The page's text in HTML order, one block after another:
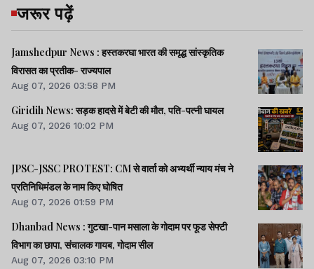
जरूर पढ़ें
Jamshedpur News : हस्तकरघा भारत की समृद्ध सांस्कृतिक
विरासत का प्रतीक- राज्यपाल
Aug 07, 2026 03:58 PM
Giridih News: सड़क हादसे में बेटी की मौत, पति-पत्नी घायल
Aug 07, 2026 10:02 PM
JPSC-JSSC PROTEST: CM से वार्ता को अभ्यर्थी न्याय मंच ने
प्रतिनिधिमंडल के नाम किए घोषित
Aug 07, 2026 01:59 PM
Dhanbad News : गुटखा-पान मसाला के गोदाम पर फूड सेफ्टी
विभाग का छापा, संचालक गायब, गोदाम सील
Aug 07, 2026 03:10 PM